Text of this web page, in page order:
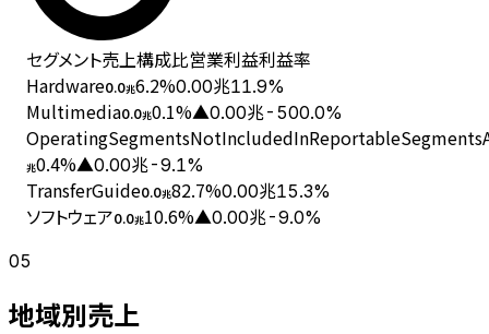
セグメント売上構成比営業利益利益率
Hardware0.0兆6.2%0.00兆11.9%
Multimedia0.0兆0.1%▲0.00兆-500.0%
兆0.4%▲0.00兆-9.1%
TransferGuide0.0兆82.7%0.00兆15.3%
ソフトウェア0.0兆10.6%▲0.00兆-9.0%
05
地域別売上